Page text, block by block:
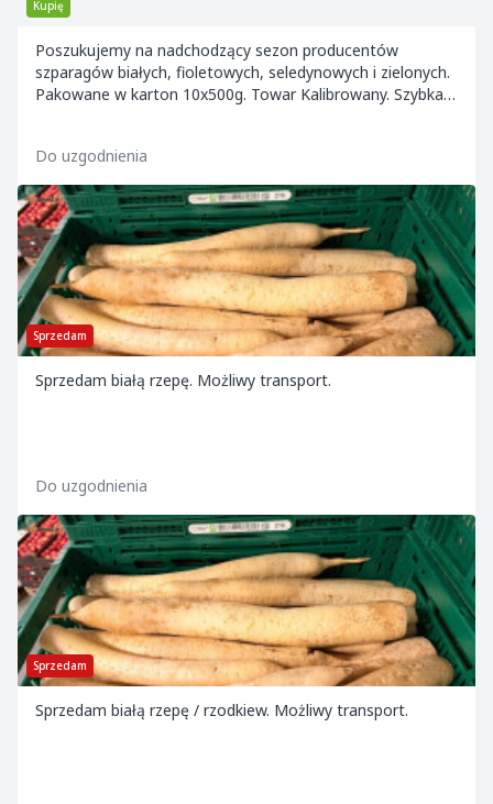
Kupię
Poszukujemy na nadchodzący sezon producentów
szparagów białych, fioletowych, seledynowych i zielonych.
Pakowane w karton 10x500g. Towar Kalibrowany. Szybka
Do uzgodnienia
Sprzedam
Sprzedam białą rzepę. Możliwy transport.
Do uzgodnienia
Sprzedam
Sprzedam białą rzepę / rzodkiew. Możliwy transport.